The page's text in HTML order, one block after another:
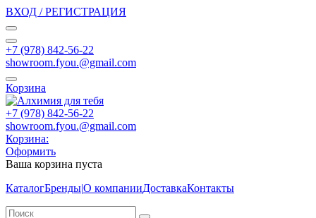
ВХОД / РЕГИСТРАЦИЯ
+7 (978) 842-56-22
showroom.fyou.@gmail.com
Корзина
+7 (978) 842-56-22
showroom.fyou.@gmail.com
Корзина:
Оформить
Ваша корзина пуста
КаталогБренды|О компанииДоставкаКонтакты